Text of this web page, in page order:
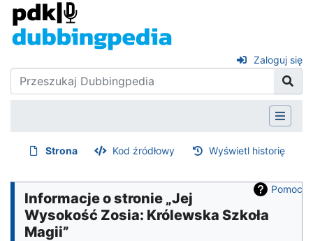
Zaloguj się
Strona Kod źródłowy Wyświetl historię
Pomoc
Informacje o stronie „Jej
Wysokość Zosia: Królewska Szkoła
Magii”